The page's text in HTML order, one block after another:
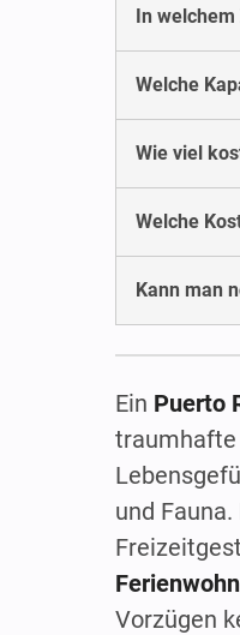
In
Welche
Wie viel
Welche
Kann man
Ein Puerto
traumhafte
und
Vorzügen